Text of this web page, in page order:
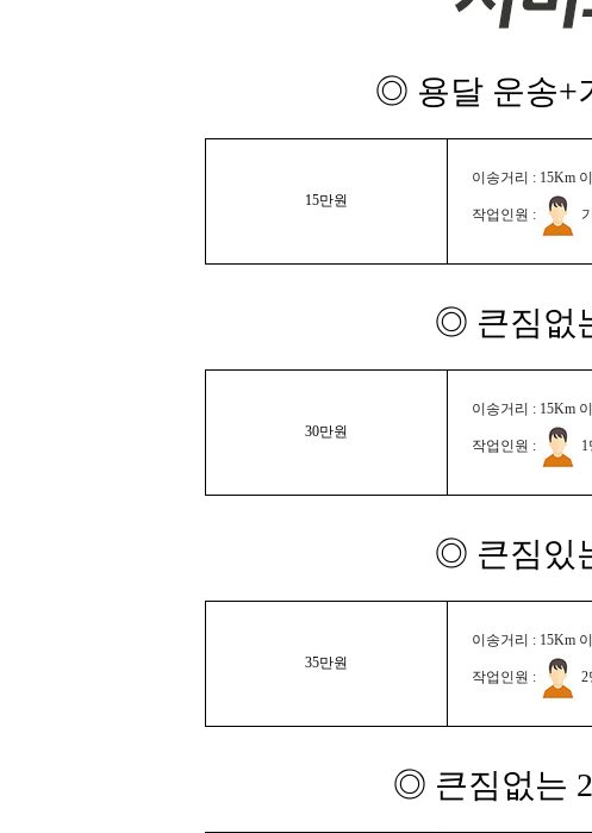
◎ 용달 운송+
15만원
이송거리 : 15Km
작업인원 :
◎ 큰짐없
30만원
이송거리 : 15Km
작업인원 : 1
◎ 큰짐있
35만원
이송거리 : 15Km
작업인원 : 2
◎ 큰짐없는